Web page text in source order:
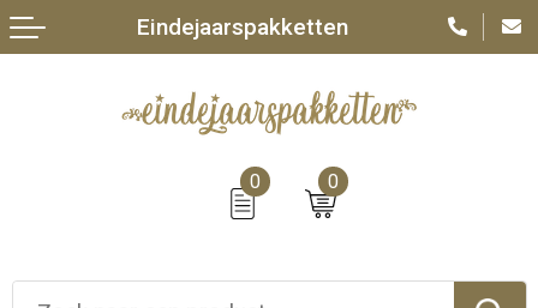
0 0
Eindejaarspakketten